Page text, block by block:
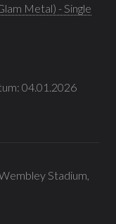
Metal) - Single
04.01.2026
Stadium,